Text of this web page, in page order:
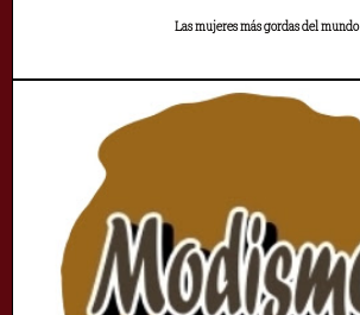
Las mujeres más gordas del mundo